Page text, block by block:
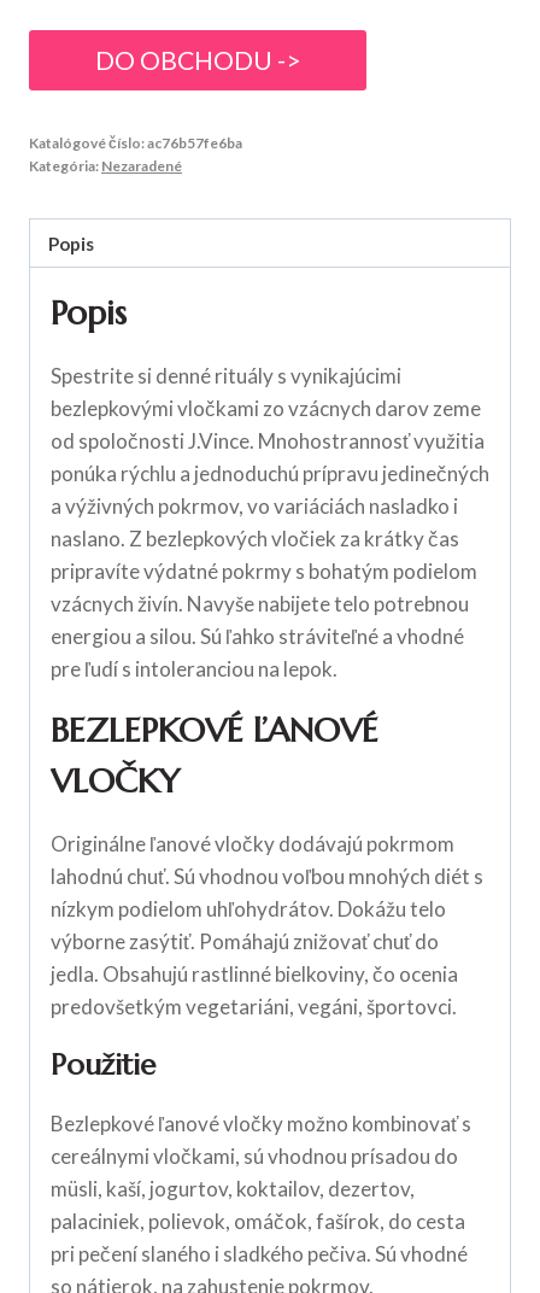
DO OBCHODU ->
Katalógové číslo:ac76b57fe6ba
Kategória: Nezaradené
Popis
Popis
Spestrite si denné rituály s vynikajúcimi
bezlepkovými vločkami zo vzácnych darov zeme
od spoločnosti J.Vince. Mnohostrannosť využitia
ponúka rýchlu a jednoduchú prípravu jedinečných
a výživných pokrmov, vo variáciách nasladko i
naslano. Z bezlepkových vločiek za krátky čas
pripravíte výdatné pokrmy s bohatým podielom
vzácnych živín. Navyše nabijete telo potrebnou
energiou a silou. Sú ľahko stráviteľné a vhodné
pre ľudí s intoleranciou na lepok.
BEZLEPKOVÉ ĽANOVÉ
VLOČKY
Originálne ľanové vločky dodávajú pokrmom
lahodnú chuť. Sú vhodnou voľbou mnohých diét s
nízkym podielom uhľohydrátov. Dokážu telo
výborne zasýtiť. Pomáhajú znižovať chuť do
jedla. Obsahujú rastlinné bielkoviny, čo ocenia
predovšetkým vegetariáni, vegáni, športovci.
Použitie
Bezlepkové ľanové vločky možno kombinovať s
cereálnymi vločkami, sú vhodnou prísadou do
müsli, kaší, jogurtov, koktailov, dezertov,
palaciniek, polievok, omáčok, fašírok, do cesta
pri pečení slaného i sladkého pečiva. Sú vhodné
so nátierok, na zahustenie pokrmov.